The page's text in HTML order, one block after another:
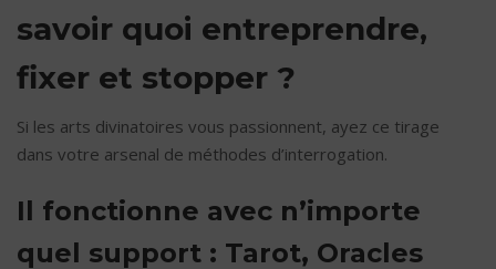
savoir quoi entreprendre,
fixer et stopper ?
Si les arts divinatoires vous passionnent, ayez ce tirage
dans votre arsenal de méthodes d’interrogation.
Il fonctionne avec n’importe
quel support : Tarot, Oracles